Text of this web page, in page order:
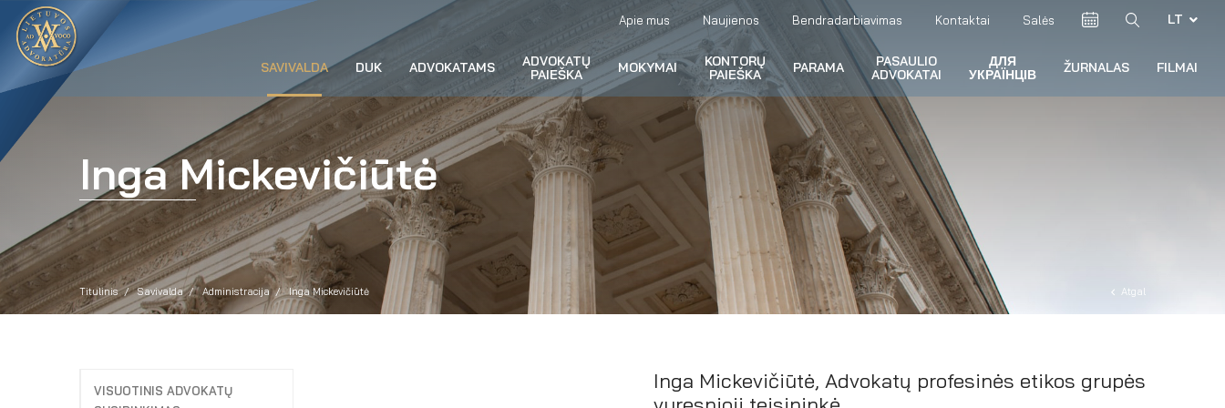
Apie mus Naujienos Bendradarbiavimas Kontaktai Salės LT
SAVIVALDA DUK ADVOKATAMS
ADVOKATŲ
PAIEŠKA
MOKYMAI
KONTORŲ
PAIEŠKA
PARAMA
PASAULIO
ADVOKATAI
ДЛЯ
УКРАЇНЦІВ
ŽURNALAS FILMAI
Inga Mickevičiūtė
Titulinis Savivalda Administracija Inga Mickevičiūtė Atgal
VISUOTINIS ADVOKATŲ
Inga Mickevičiūtė, Advokatų profesinės etikos grupės